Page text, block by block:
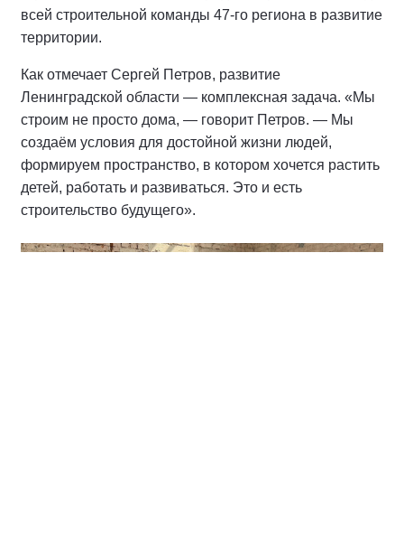
всей строительной команды 47‑го региона в развитие
территории.
Как отмечает Сергей Петров, развитие
Ленинградской области — комплексная задача. «Мы
строим не просто дома, — говорит Петров. — Мы
создаём условия для достойной жизни людей,
формируем пространство, в котором хочется растить
детей, работать и развиваться. Это и есть
строительство будущего».